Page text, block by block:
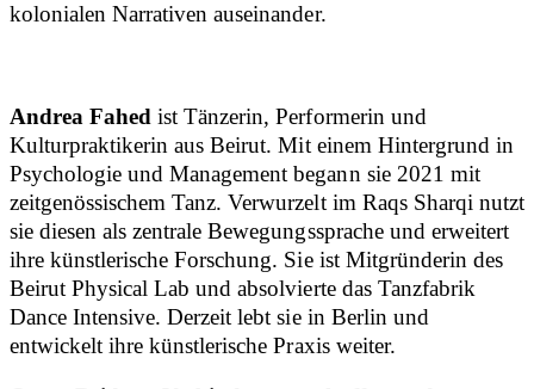
kolonialen Narrativen auseinander.
Andrea Fahed ist Tänzerin, Performerin und
Kulturpraktikerin aus Beirut. Mit einem Hintergrund in
Psychologie und Management begann sie 2021 mit
zeitgenössischem Tanz. Verwurzelt im Raqs Sharqi nutzt
sie diesen als zentrale Bewegungssprache und erweitert
ihre künstlerische Forschung. Sie ist Mitgründerin des
Beirut Physical Lab und absolvierte das Tanzfabrik
Dance Intensive. Derzeit lebt sie in Berlin und
entwickelt ihre künstlerische Praxis weiter.